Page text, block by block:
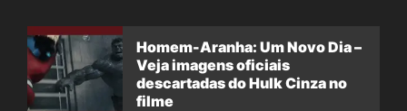
Homem-Aranha: Um Novo Dia –
Veja imagens oficiais
descartadas do Hulk Cinza no
filme